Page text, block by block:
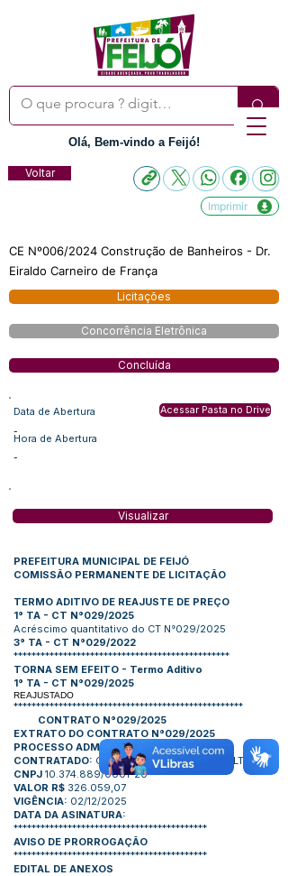
Olá, Bem-vindo a Feijó!
Voltar
Imprimir
CE Nº006/2024 Construção de Banheiros - Dr.
Eiraldo Carneiro de França
Licitações
Concorrência Eletrônica
Concluída
Data de Abertura
-
Hora de Abertura
-
Acessar Pasta no Drive
Visualizar
PREFEITURA MUNICIPAL DE FEIJÓ
COMISSÃO PERMANENTE DE LICITAÇÃO
TERMO ADITIVO DE REAJUSTE DE PREÇO
1° TA - CT N°029/2025
Acréscimo quantitativo do CT N°029/2025
3° TA - CT N°029/2022
************************************************
TORNA SEM EFEITO - Termo Aditivo
1° TA - CT N°029/2025
REAJUSTADO
***************************************************
CONTRATO N°029/2025
EXTRATO DO CONTRATO N°029/2025
PROCESSO ADM. N°036/2024
CONTRATADO: CONSTRUTORA DILA FEIJO LTDA
CNPJ 10.374.889/0001-20
VALOR R$ 326.059,07
VIGÊNCIA: 02/12/2025
DATA DA ASINATURA:
*******************************************
AVISO DE PRORROGAÇÃO
*******************************************
EDITAL DE ANEXOS